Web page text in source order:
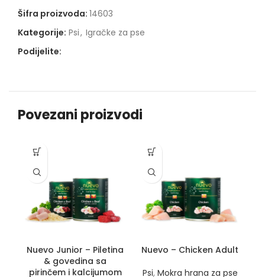
Šifra proizvoda: 14603
Kategorije: Psi, Igračke za pse
Podijelite:
Povezani proizvodi
Nuevo Junior – Piletina
& govedina sa
pirinčem i kalcijumom
Nuevo – Chicken Adult
Psi, Mokra hrana za pse